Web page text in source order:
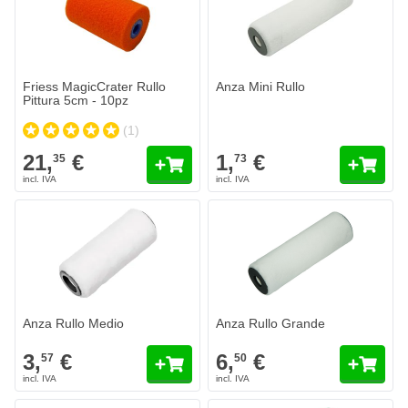
Friess MagicCrater Rullo
Pittura 5cm - 10pz
(1)
21,35 €
Quantità
Anza Mini Rullo
1,73 €
Quantità
Aggiungi al Carrello
Anza Rullo Medio
3,57 €
Spedito domani
Quantità
Anza Rullo Grande
6,50 €